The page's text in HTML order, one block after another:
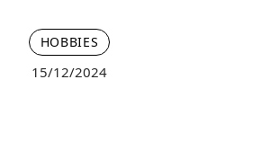
HOBBIES
15/12/2024